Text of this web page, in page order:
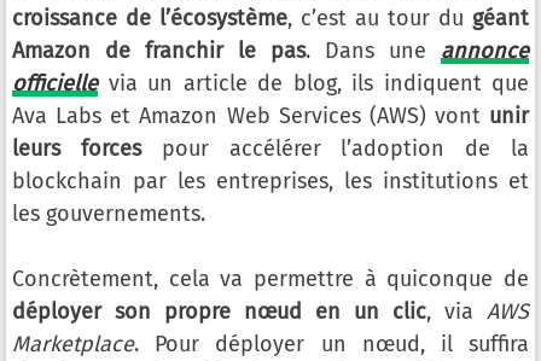
croissance de l’écosystème, c’est au tour du géant
Amazon de franchir le pas. Dans une annonce
officiellevia un article de blog, ils indiquent que
Ava Labs et Amazon Web Services (AWS) vont unir
leurs forcespour accélérer l’adoption de la
blockchain par les entreprises, les institutions et
les gouvernements.
Concrètement, cela va permettre à quiconque de
déployer son propre nœud en un clic, via AWS
Marketplace. Pour déployer un nœud, il suffira